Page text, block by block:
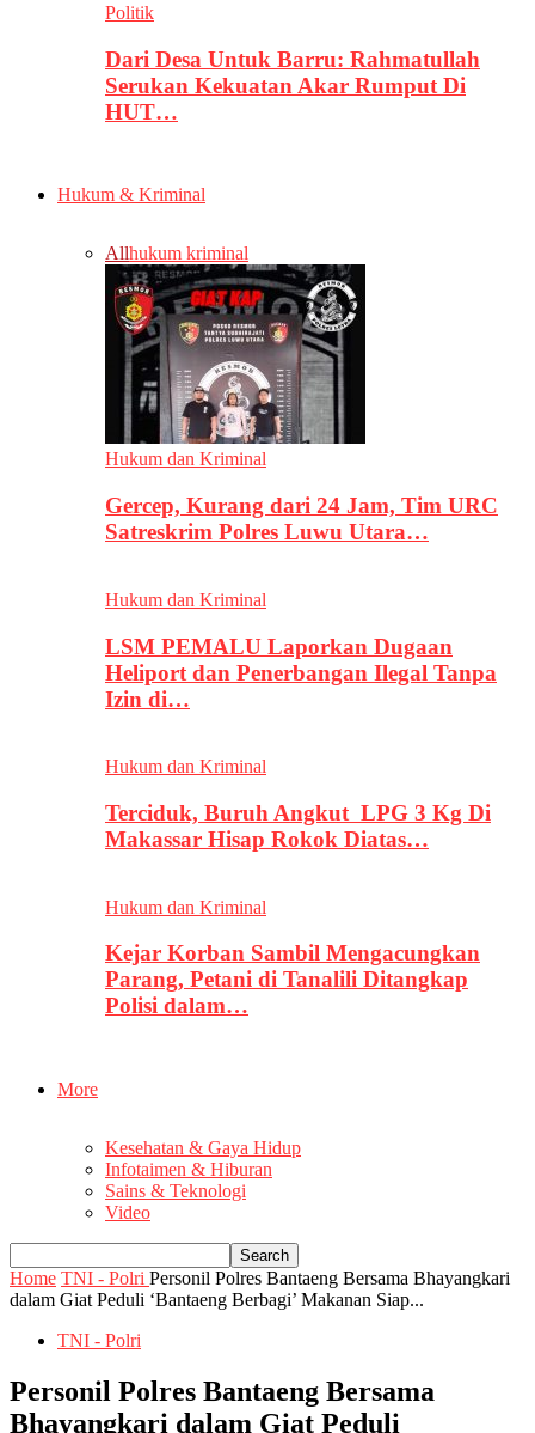
Politik
Dari Desa Untuk Barru: Rahmatullah
Serukan Kekuatan Akar Rumput Di
HUT…
Hukum & Kriminal
Allhukum kriminal
Hukum dan Kriminal
Gercep, Kurang dari 24 Jam, Tim URC
Satreskrim Polres Luwu Utara…
Hukum dan Kriminal
LSM PEMALU Laporkan Dugaan
Heliport dan Penerbangan Ilegal Tanpa
Izin di…
Hukum dan Kriminal
Terciduk, Buruh Angkut LPG 3 Kg Di
Makassar Hisap Rokok Diatas…
Hukum dan Kriminal
Kejar Korban Sambil Mengacungkan
Parang, Petani di Tanalili Ditangkap
Polisi dalam…
More
Kesehatan & Gaya Hidup
Infotaimen & Hiburan
Sains & Teknologi
Video
Home TNI - Polri Personil Polres Bantaeng Bersama Bhayangkari
dalam Giat Peduli ‘Bantaeng Berbagi’ Makanan Siap...
TNI - Polri
Personil Polres Bantaeng Bersama
Bhayangkari dalam Giat Peduli